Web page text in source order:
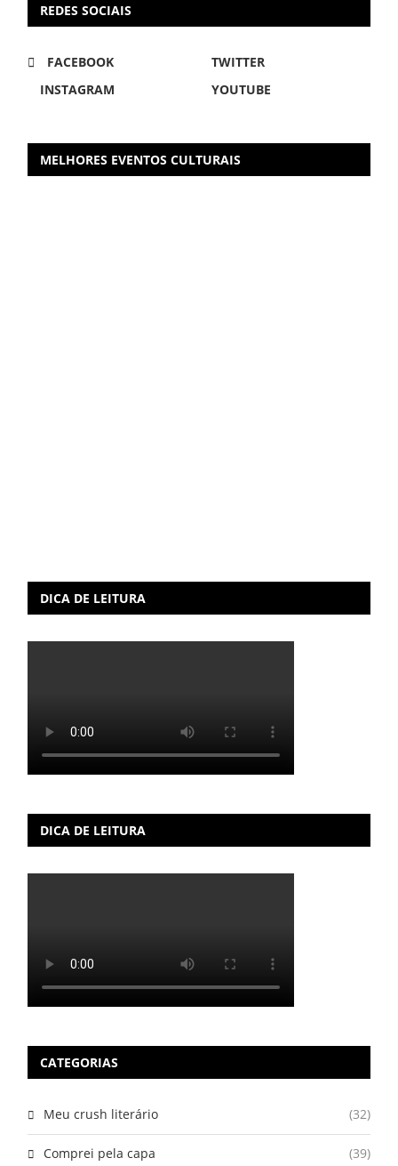
REDES SOCIAIS
FACEBOOK
TWITTER
INSTAGRAM
YOUTUBE
MELHORES EVENTOS CULTURAIS
DICA DE LEITURA
DICA DE LEITURA
CATEGORIAS
Meu crush literário (32)
Comprei pela capa (39)